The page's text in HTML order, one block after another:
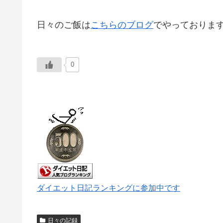
日々のご飯はこちらのブログでやっておりま
0
ダイエット日記ランキングに参加中です
日々の記録